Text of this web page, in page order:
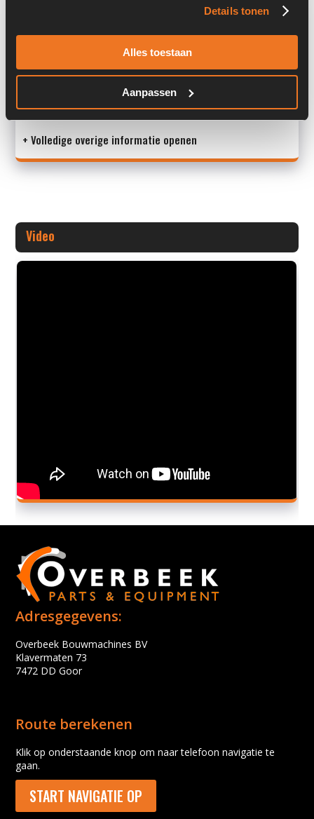
Details tonen
Alles toestaan
Aanpassen
Stock number: 7448-014
Brand: Bondioli & Pavesi
Type 1: DN46FC
S/N: 39550
+ Volledige overige informatie openen
Video
Adresgegevens:
Overbeek Bouwmachines BV
Klavermaten 73
7472 DD Goor
Route berekenen
Klik op onderstaande knop om naar telefoon navigatie te
gaan.
START NAVIGATIE OP